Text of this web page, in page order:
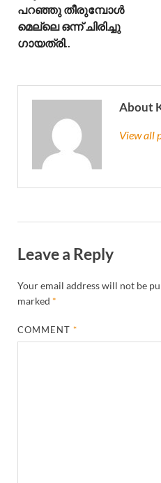
പറഞ്ഞു തീരുമ്പോൾ
മെല്ലെ ഒന്ന് ചിരിച്ചു
ഗായത്രി..
About
View all
Leave a Reply
Your email address will not be
marked *
COMMENT*